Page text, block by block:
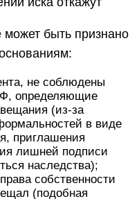
может быть признано
не соблюдены
определяющие
(из-за
в виде
приглашения
лишней подписи
наследства);
собственности
(подобная